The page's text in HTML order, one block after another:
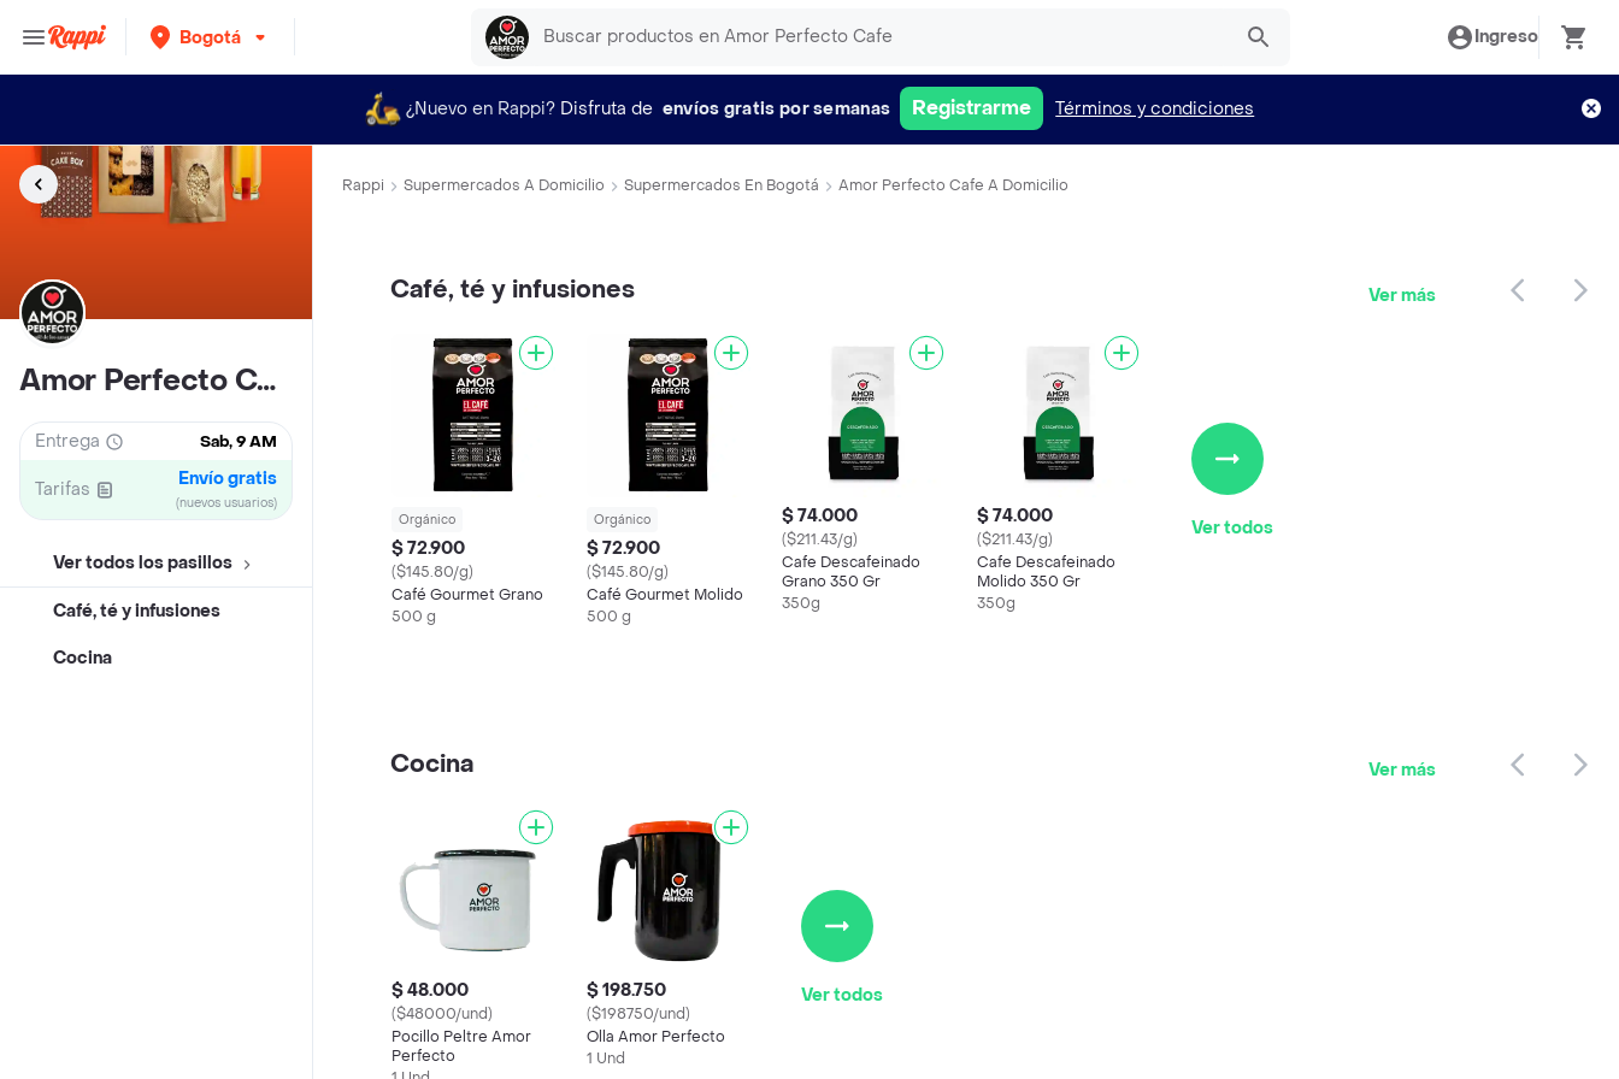
Bogotá Ingreso
¿Nuevo en Rappi? Disfruta de envíos gratis por semanas Registrarme Términos y condiciones
Amor Perfecto Cafe
Entrega Sab, 9 AM
Tarifas Envío gratis
(nuevos usuarios)
Ver todos los pasillos
Café, té y infusiones
Cocina
Rappi Supermercados A Domicilio Supermercados En Bogotá Amor Perfecto Cafe A Domicilio
Café, té y infusiones Ver más
Orgánico
$ 72.900
($145.80/g)
Café Gourmet Grano
500 g
Orgánico
$ 72.900
($145.80/g)
Café Gourmet Molido
500 g
$ 74.000
($211.43/g)
Cafe Descafeinado
Grano 350 Gr
350g
$ 74.000
($211.43/g)
Cafe Descafeinado
Molido 350 Gr
350g
Ver todos
Cocina Ver más
$ 48.000
($48000/und)
Pocillo Peltre Amor
Perfecto
$ 198.750
($198750/und)
Olla Amor Perfecto
1 Und
Ver todos